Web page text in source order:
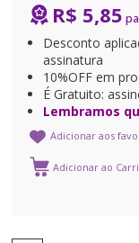
R$ 5,85
Desconto
assinatura
10%OFF em
É Gratuito:
Lembramos
Adicionar aos